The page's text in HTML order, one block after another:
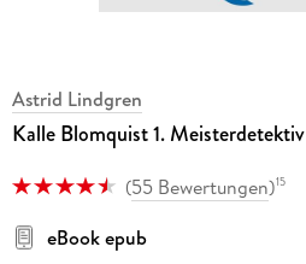
Astrid Lindgren
Kalle Blomquist 1. Meisterdetektiv
(55 Bewertungen)15
eBook epub